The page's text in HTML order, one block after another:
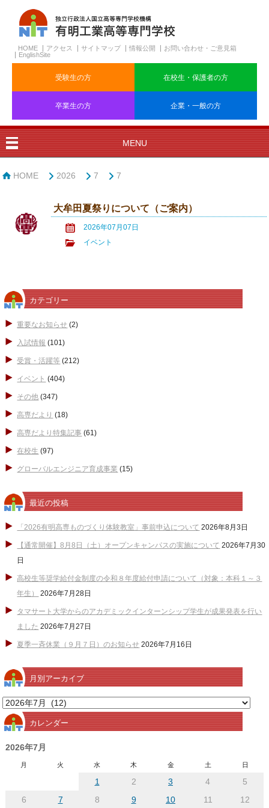
HOME アクセス サイトマップ 情報公開
お問い合わせ・ご意見箱
EnglishSite
受験生の方 在校生・保護者の方
卒業生の方 企業・一般の方
MENU
HOME 2026 7 7
大牟田夏祭りについて（ご案内）
2026年07月07日
イベント
カテゴリー
重要なお知らせ (2)
入試情報 (101)
受賞・活躍等 (212)
イベント (404)
その他 (347)
高専だより (18)
高専だより特集記事 (61)
在校生 (97)
グローバルエンジニア育成事業 (15)
最近の投稿
「2026有明高専ものづくり体験教室」事前申込について 2026年8月3日
【通常開催】8月8日（土）オープンキャンパスの実施について 2026年7月30
日
高校生等奨学給付金制度の令和８年度給付申請について（対象：本科１～３
年生）
2026年7月28日
タマサート大学からのアカデミックインターンシップ学生が成果発表を行い
ました 2026年7月27日
夏季一斉休業（９月７日）のお知らせ 2026年7月16日
月別アーカイブ
月
別
ア
ー
カレンダー
2026年7月
月 火 水 木 金 土 日
1 2 3 4
5
6
7 8 9 10 11 12